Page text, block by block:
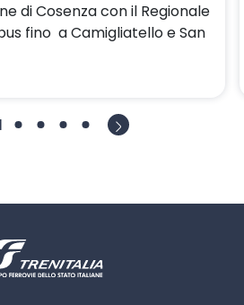
di Cosenza con il Regionale
fino a Camigliatello e San